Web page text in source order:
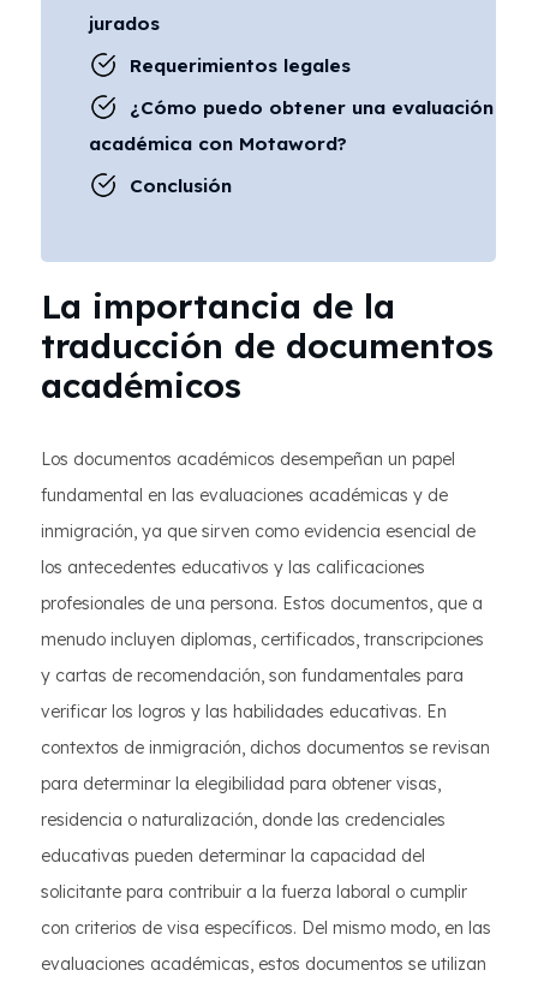
jurados
Requerimientos legales
¿Cómo puedo obtener una evaluación
académica con Motaword?
Conclusión
La importancia de la
traducción de documentos
académicos
Los documentos académicos desempeñan un papel
fundamental en las evaluaciones académicas y de
inmigración, ya que sirven como evidencia esencial de
los antecedentes educativos y las calificaciones
profesionales de una persona. Estos documentos, que a
menudo incluyen diplomas, certificados, transcripciones
y cartas de recomendación, son fundamentales para
verificar los logros y las habilidades educativas. En
contextos de inmigración, dichos documentos se revisan
para determinar la elegibilidad para obtener visas,
residencia o naturalización, donde las credenciales
educativas pueden determinar la capacidad del
solicitante para contribuir a la fuerza laboral o cumplir
con criterios de visa específicos. Del mismo modo, en las
evaluaciones académicas, estos documentos se utilizan